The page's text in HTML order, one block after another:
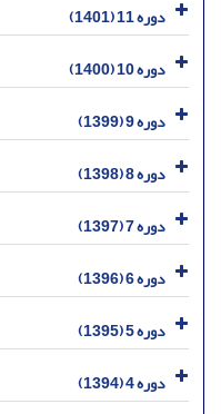
دوره 11 (1401)
دوره 10 (1400)
دوره 9 (1399)
دوره 8 (1398)
دوره 7 (1397)
دوره 6 (1396)
دوره 5 (1395)
دوره 4 (1394)